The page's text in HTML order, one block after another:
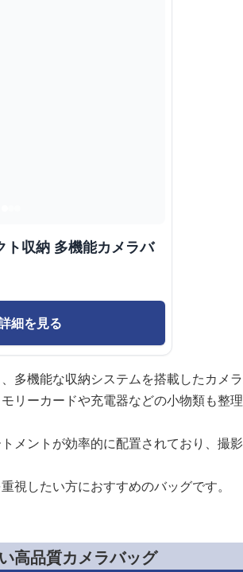
ト収納 多機能カメラバ
細を見る
多機能な収納システムを搭載したカメラ
リーカードや充電器などの小物類も整理
メントが効率的に配置されており、撮
視したい方におすすめのバッグです。
高品質カメラバッグ